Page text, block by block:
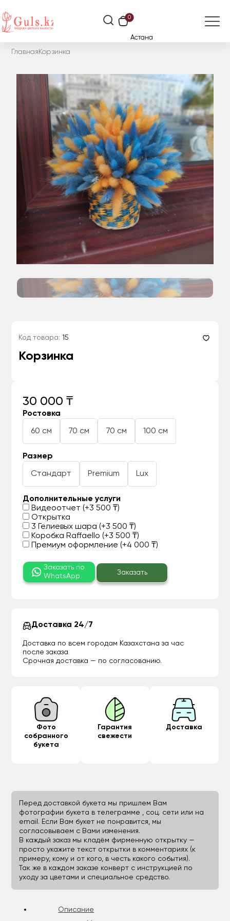
0
Астана
Главная Корзинка
Код товара: 15
Корзинка
30 000 ₸
Ростовка
60 см 70 см 70 см 100 см
Размер
Стандарт Premium Lux
Дополнительные услуги
Видеоотчет (+3 500 ₸)
Открытка
3 Гелиевых шара (+3 500 ₸)
Коробка Raffaello (+3 500 ₸)
Премиум оформление (+4 000 ₸)
Заказать по
WhatsApp
Заказать
Доставка 24/7
Доставка по всем городам Казахстана за час
после заказа
Срочная доставка — по согласованию.
Фото
собранного
букета
Гарантия
свежести
Доставка
Перед доставкой букета мы пришлем Вам
фотографии букета в телеграмме , соц. сети или на
email. Если Вам букет не понравится, мы
согласовываем с Вами изменения.
В каждый заказ мы кладём фирменную открытку —
просто укажите текст открытки в комментариях (к
примеру, кому и от кого, в честь какого события).
Так же в каждом заказе конверт с инструкцией по
уходу за цветами и специальное средство.
Описание